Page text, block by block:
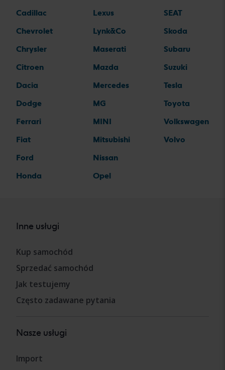
Cadillac
Chevrolet
Chrysler
Citroen
Dacia
Dodge
Ferrari
Fiat
Ford
Honda
Lexus
Lynk&Co
Maserati
Mazda
Mercedes
MG
MINI
Mitsubishi
Nissan
Opel
SEAT
Skoda
Subaru
Suzuki
Tesla
Toyota
Volkswagen
Volvo
Inne usługi
Kup samochód
Sprzedać samochód
Jak testujemy
Często zadawane pytania
Nasze usługi
Import